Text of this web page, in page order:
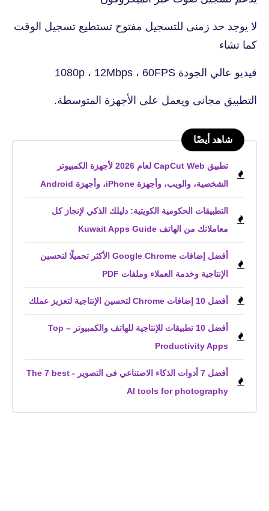
لا يوجد حد زمنى للتسجيل مفتوح تستطيع تسجيل الوقت
كما تشاء
فيديو عالي الجودة 1080p ، 12Mbps ، 60FPS
التطبيق مجانى ويعمل على الأجهزة المتوسطة.
شاهد أيضًا
تطبيق CapCut Web لعام 2026 لأجهزة الكمبيوتر
الشخصية، والويب، وأجهزة iPhone، وأجهزة Android
التطبيقات الحكومية الكويتية: دليلك الذكي لإنجاز كل
معاملاتك من الهاتف Kuwait Apps Guide
أفضل إضافات Google Chrome الأكثر تحميلًا لتحسين
الإنتاجية وخدمة العملاء وملفات PDF
أفضل 10 إضافات Chrome لتحسين الإنتاجية لتعزيز عملك
أفضل 10 تطبيقات للإنتاجية للهاتف والكمبيوتر – Top
Productivity Apps
أفضل 7 أدوات الذكاء الاصتناعي فى التصوير - The 7 best
AI tools for photography